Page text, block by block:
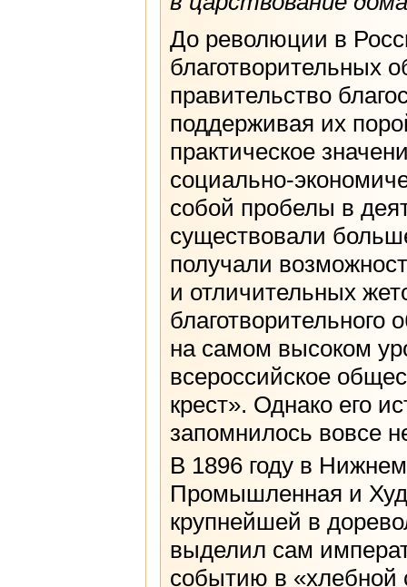
До революции в
благотворительных
правительство
поддерживая их
практическое
социально-
собой пробелы в
существовали
получали
и отличительных
на самом высоком
всероссийское
крест». Однако его
запомнилось вовсе
В 1896 году в
Промышленная и
крупнейшей в
выделил сам
событию в «хлебной